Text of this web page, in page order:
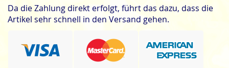
Da die Zahlung direkt erfolgt, führt das dazu, dass die
Artikel sehr schnell in den Versand gehen.